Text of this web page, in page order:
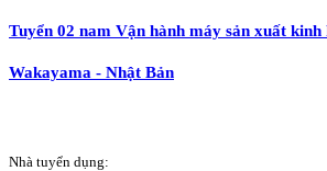
Tuyển 02 nam Vận hành máy sản xuất
Wakayama - Nhật Bản
Nhà tuyển dụng: